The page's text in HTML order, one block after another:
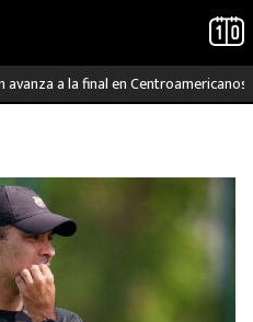
a la final en Centroamericanos